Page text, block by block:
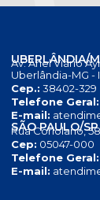
UBERLÂNDIA/
Av. Anel Viário
Uberlândia-MG -
Cep.: 38402-329
Telefone Geral:
E-mail:
SÃO PAULO/SP
Rua Coriolano,
Cep: 05047-000
Telefone Geral:
E-mail: